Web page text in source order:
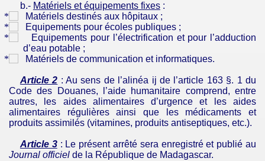
b.- Matériels et équipements fixes:
Matériels destinés aux hôpitaux ;
Equipements pour écoles publiques ;
Equipements pour l’électrification et pour l’adduction
d’eau potable ;
Matériels de communication et informatiques.
Article 2 : Au sens de l’alinéa ij de l’article 163 §. 1 du
Code des Douanes, l’aide humanitaire comprend, entre
autres, les aides alimentaires d’urgence et les aides
alimentaires régulières ainsi que les médicaments et
produits assimilés (vitamines, produits antiseptiques, etc.).
Article 3: Le présent arrêté sera enregistré et publié au
Journal officiel de la République de Madagascar.